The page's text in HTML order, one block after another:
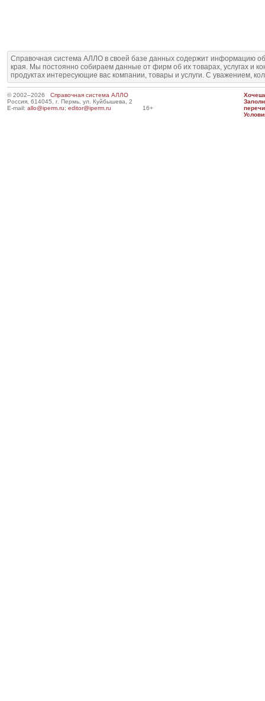
Справочная система АЛЛО в своей базе данных содержит информацию
края. Мы постоянно собираем данные от фирм об их товарах, услугах и
продуктах интересующие вас компании, товары и услуги. С уважением,
© 2002–2026 Справочная система АЛЛО
Россия, 614045, г. Пермь, ул. Куйбышева, 2
E-mail: allo@iperm.ru; editor@iperm.ru 16+